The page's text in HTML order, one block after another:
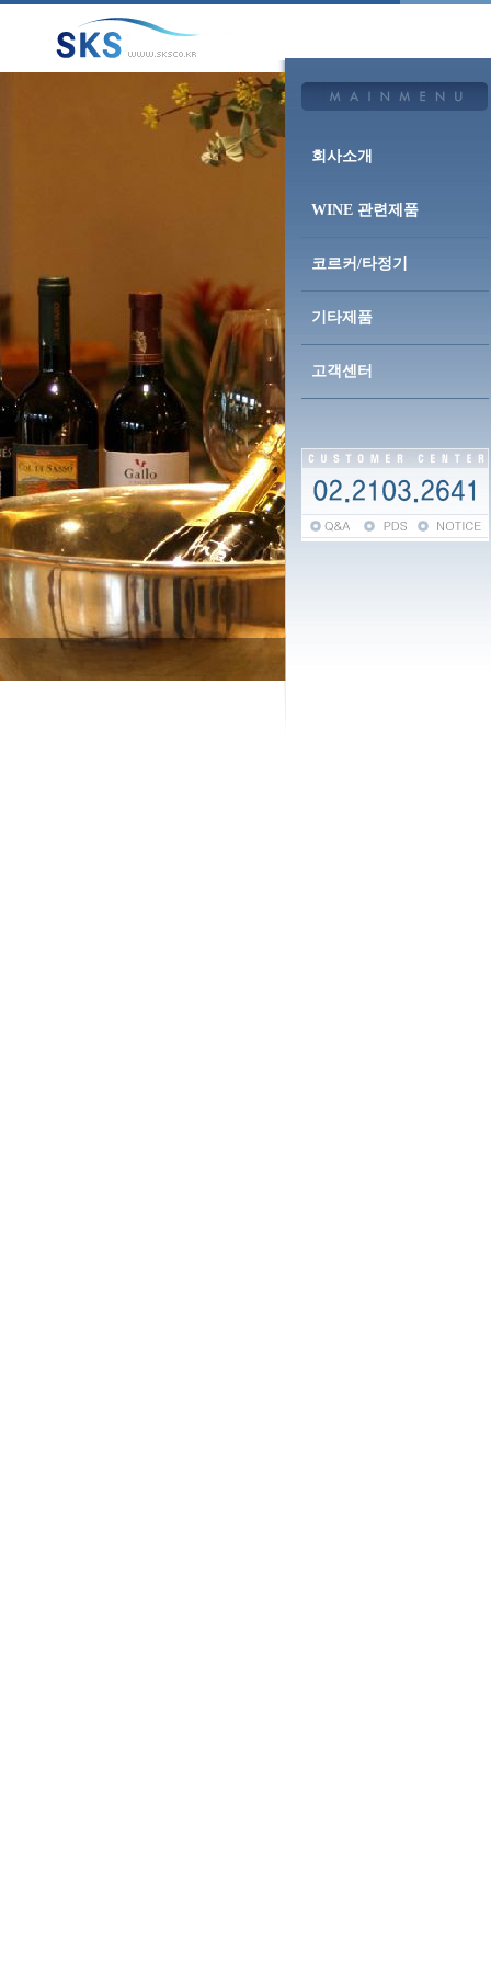
회사소개
WINE 관련제품
코르커/타정기
기타제품
고객센터